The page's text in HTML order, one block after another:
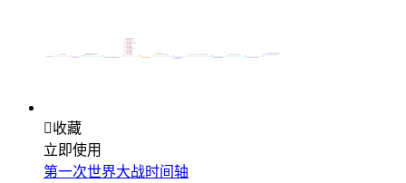
收藏
立即使用
第一次世界大战时间轴